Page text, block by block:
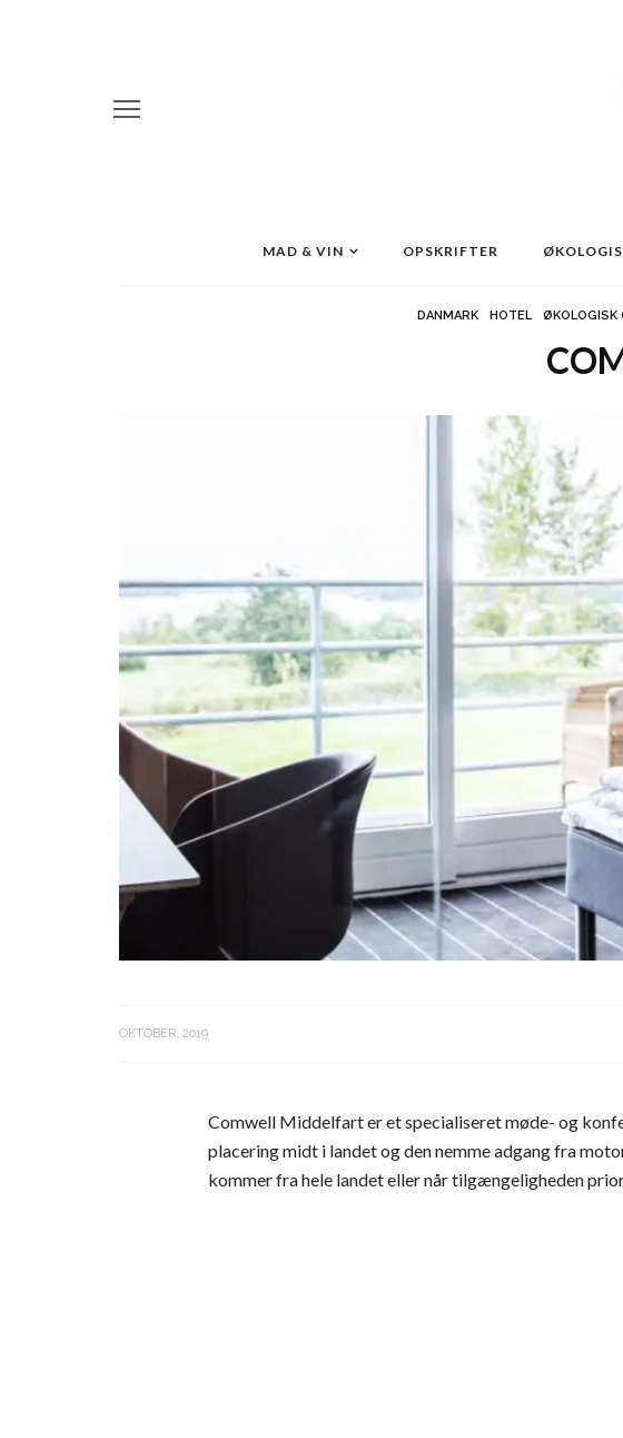
MAD & VIN OPSKRIFTER
DANMARK HOTEL ØKOLOGISK
OKTOBER, 2019
Comwell Middelfart er et specialiseret møde- og
placering midt i landet og den nemme adgang fra
kommer fra hele landet eller når tilgængeligheden